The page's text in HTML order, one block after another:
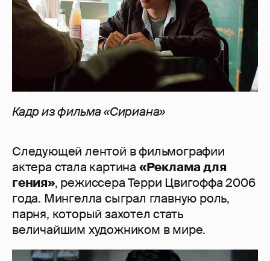
Кадр из фильма «Сириана»
Следующей лентой в фильмографии
актера стала картина «Реклама для
гения», режиссера Терри Цвигоффа 2006
года. Мингелла сыграл главную роль,
парня, который захотел стать
величайшим художником в мире.